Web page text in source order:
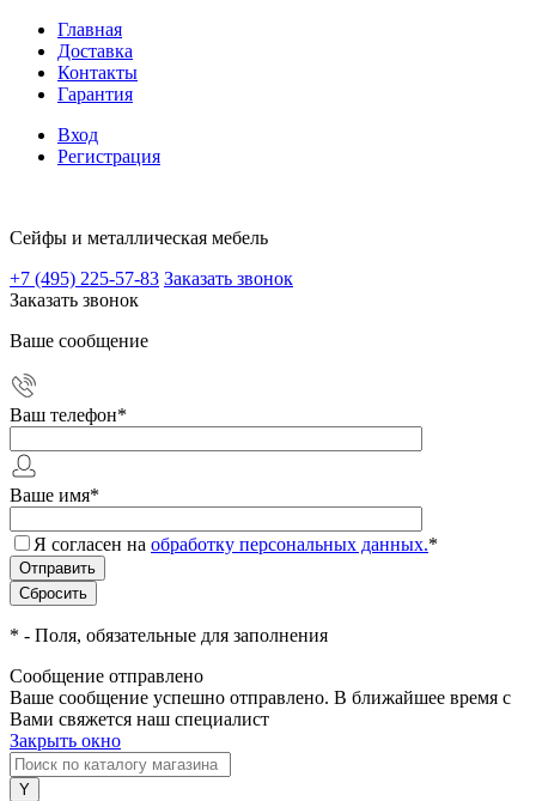
Главная
Доставка
Контакты
Гарантия
Вход
Регистрация
Сейфы и металлическая мебель
+7 (495) 225-57-83 Заказать звонок
Заказать звонок
Ваше сообщение
Ваш телефон*
Ваше имя*
Я согласен на обработку персональных данных.*
* - Поля, обязательные для заполнения
Сообщение отправлено
Ваше сообщение успешно отправлено. В ближайшее время с
Вами свяжется наш специалист
Закрыть окно